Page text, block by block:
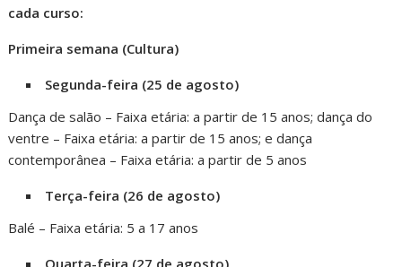
cada curso:
Primeira semana (Cultura)
Segunda-feira (25 de agosto)
Dança de salão – Faixa etária: a partir de 15 anos; dança do
ventre – Faixa etária: a partir de 15 anos; e dança
contemporânea – Faixa etária: a partir de 5 anos
Terça-feira (26 de agosto)
Balé – Faixa etária: 5 a 17 anos
Quarta-feira (27 de agosto)